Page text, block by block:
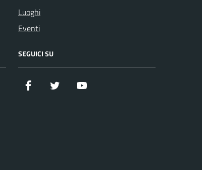
Luoghi
Eventi
SEGUICI SU
Facebook Twitter